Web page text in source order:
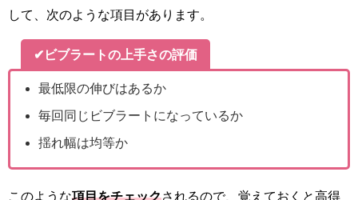
して、次のような項目があります。
✔ビブラートの上手さの評価
最低限の伸びはあるか
毎回同じビブラートになっているか
揺れ幅は均等か
このような項目をチェックされるので、覚えておくと高得